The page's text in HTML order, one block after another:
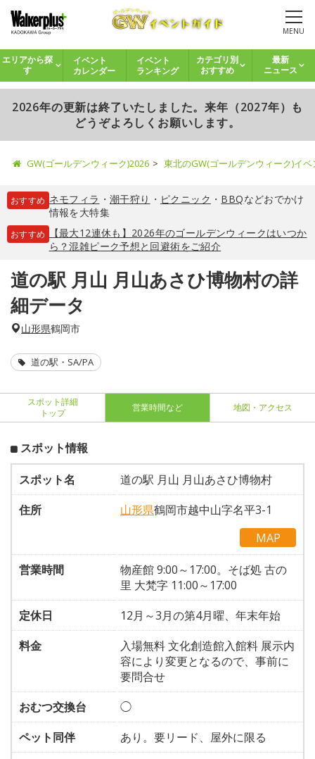
MENU
エリアから探
す
イベント
カレンダー
イベント
ランキング
カテゴリ別
おすすめ
最新
ニュース
2026年の更新は終了いたしました。来年（2027年）も
どうぞよろしくお願いします。
GW(ゴールデンウィーク)2026 東北のGW(ゴールデンウィーク)イ
おすすめ ネモフィラ ・ 潮干狩り ・ ピクニック ・ BBQなどおでかけ
情報を大特集
おすすめ
【最大12連休も】2026年のゴールデンウィークはいつか
ら？混雑ピーク予想と回避術をご紹介
道の駅 月山 月山あさひ博物村の詳
細データ
山形県鶴岡市
道の駅・SA/PA
スポット詳細
トップ
営業時間など 地図・アクセス
スポット情報
スポット名
道の駅 月山 月山あさひ博物村
住所
山形県鶴岡市越中山字名平3-1
MAP
営業時間
物産館 9:00～17:00。そば処 古の
里 大梵字 11:00～17:00
定休日
12月～3月の第4月曜、年末年始
料金
入場無料 文化創造館入館料 展示内
容により変更となるので、事前に
要問合せ
おむつ交換台
◯
ペット同伴
あり。要リード、屋外に限る